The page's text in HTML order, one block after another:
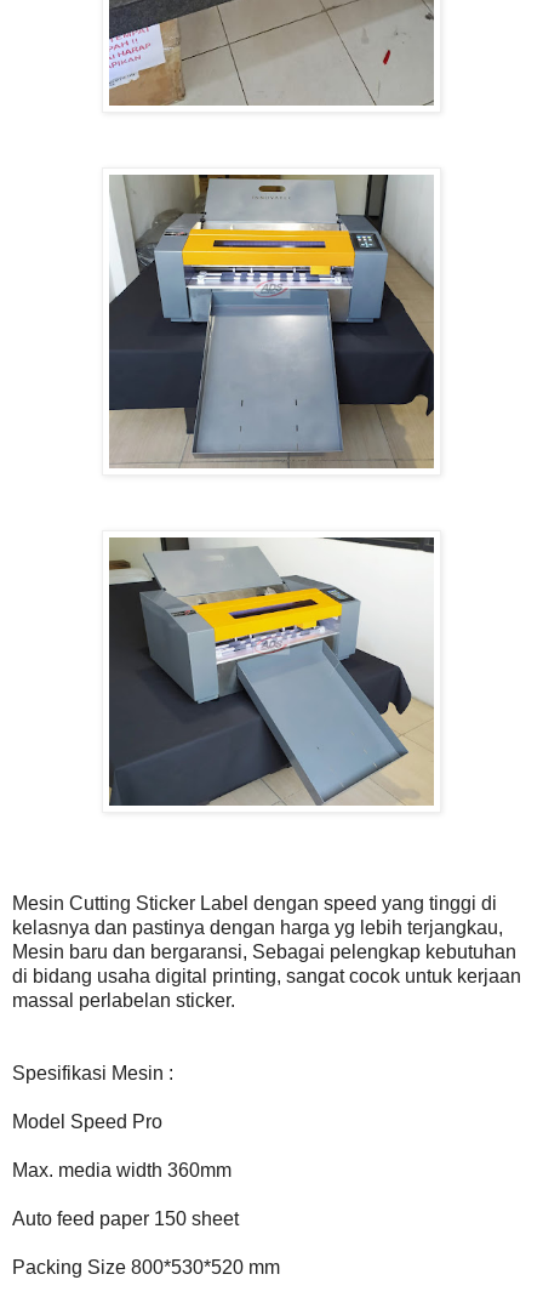
Mesin Cutting Sticker Label dengan speed yang tinggi di
kelasnya dan pastinya dengan harga yg lebih terjangkau,
Mesin baru dan bergaransi, Sebagai pelengkap kebutuhan
di bidang usaha digital printing, sangat cocok untuk kerjaan
massal perlabelan sticker.
Spesifikasi Mesin :
Model Speed Pro
Max. media width 360mm
Auto feed paper 150 sheet
Packing Size 800*530*520 mm